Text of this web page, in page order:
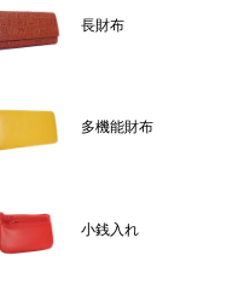
長財布
多機能財布
小銭入れ